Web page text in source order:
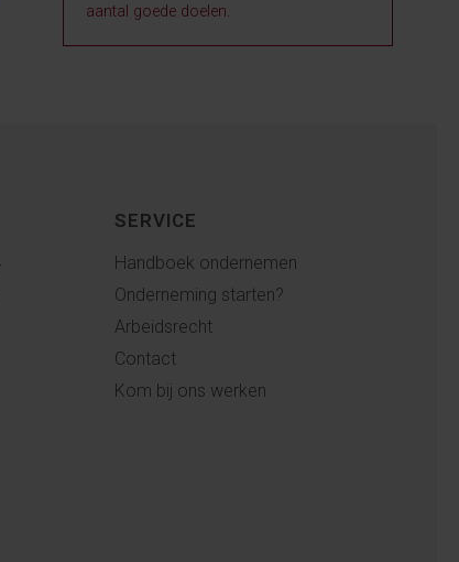
aantal goede doelen.
SERVICE
Handboek ondernemen
Onderneming starten?
Arbeidsrecht
Contact
Kom bij ons werken